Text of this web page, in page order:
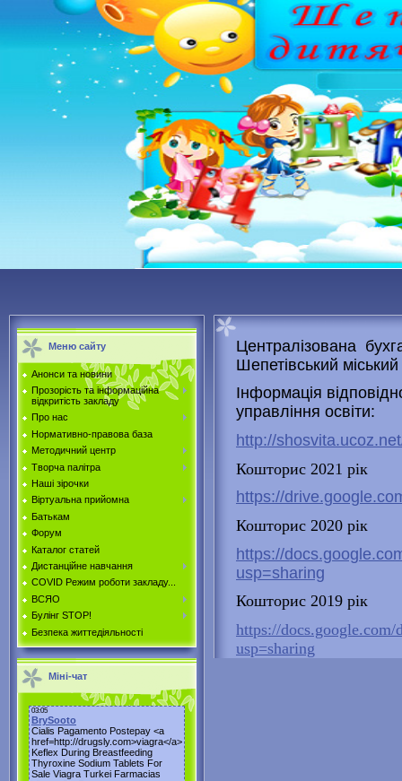
Меню сайту
Анонси та новини
Прозорість та інформаційна
відкритість закладу
Про нас
Нормативно-правова база
Методичний центр
Творча палітра
Наші зірочки
Віртуальна прийомна
Батькам
Форум
Каталог статей
Дистанційне навчання
COVID Режим роботи закладу...
ВСЯО
Булінг STOP!
Безпека життедіяльності
Міні-чат
Централізована
Шепетівський
Інформація
управління освіти:
http://
Кошторис 2021 рік
https://
Кошторис 2020 рік
https://
usp=sharing
Кошторис 2019 рік
https://
usp=sharing